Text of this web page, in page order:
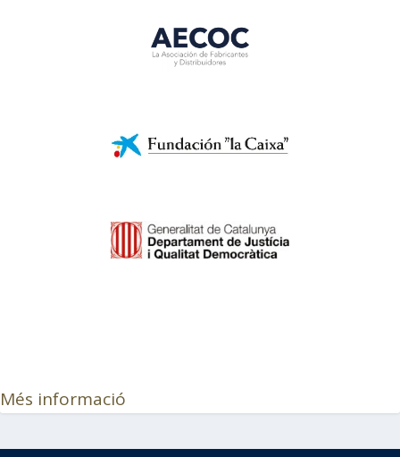
Més informació